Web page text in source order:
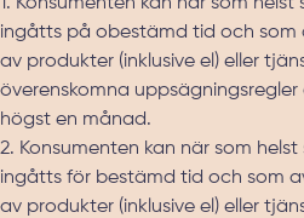
ingåtts på obestämd tid och som
av produkter (inklusive el) eller
överenskomna
högst en månad.
2. Konsumenten kan när som
ingåtts för bestämd tid och som
av produkter (inklusive el) eller